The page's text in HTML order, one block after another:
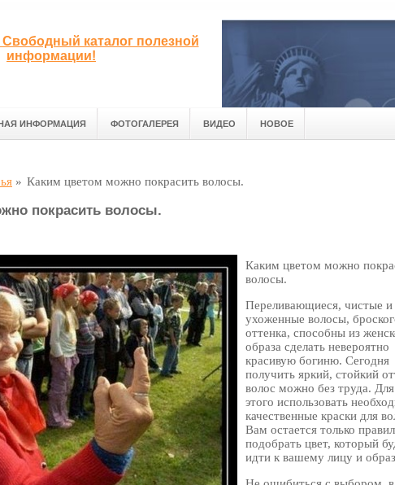
каталог полезной
информации!
ИНФОРМАЦИЯ ФОТОГАЛЕРЕЯ ВИДЕО НОВОЕ
» Каким цветом можно покрасить волосы.
покрасить волосы.
Каким цветом можно
волосы.
Переливающиеся, чистые и
ухоженные волосы,
оттенка, способны из
образа сделать невероятно
красивую богиню. Сегодня
получить яркий, стойкий
волос можно без труда. Для
этого использовать
качественные краски для
Вам остается только
подобрать цвет, который
идти к вашему лицу и